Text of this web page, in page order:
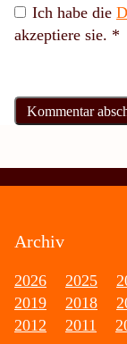
Ich habe die
akzeptiere sie. *
Archiv
2026 2025
2019
2018
2012
2011